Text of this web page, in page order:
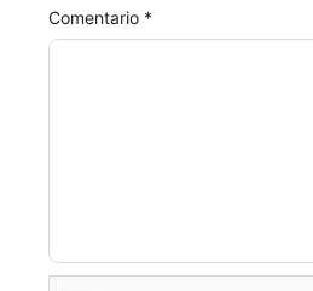
Comentario *